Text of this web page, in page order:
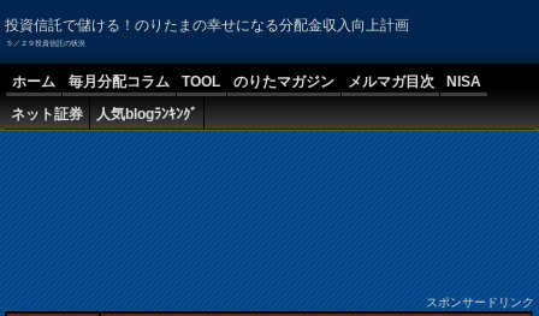
投資信託で儲ける！のりたまの幸せになる分配金収入向上計画
５／２９投資信託の状況
ホーム 毎月分配コラム TOOL のりたマガジン メルマガ目次
NISA
ネット証券
人気blogﾗﾝｷﾝｸﾞ
スポンサードリンク